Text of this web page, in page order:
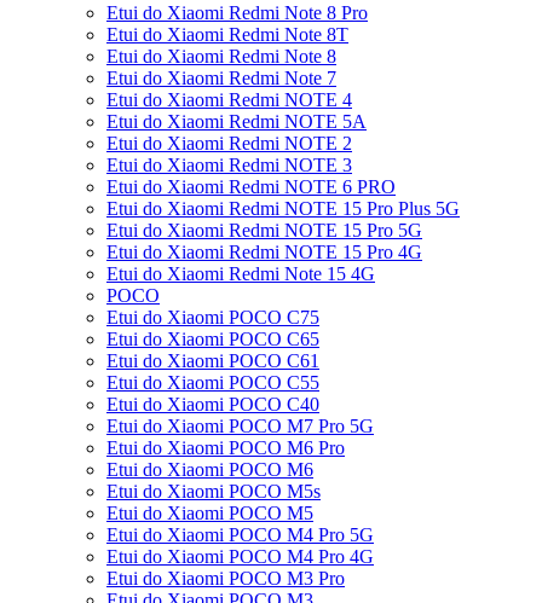
Etui do Xiaomi Redmi Note 8 Pro
Etui do Xiaomi Redmi Note 8T
Etui do Xiaomi Redmi Note 8
Etui do Xiaomi Redmi Note 7
Etui do Xiaomi Redmi NOTE 4
Etui do Xiaomi Redmi NOTE 5A
Etui do Xiaomi Redmi NOTE 2
Etui do Xiaomi Redmi NOTE 3
Etui do Xiaomi Redmi NOTE 6 PRO
Etui do Xiaomi Redmi NOTE 15 Pro Plus 5G
Etui do Xiaomi Redmi NOTE 15 Pro 5G
Etui do Xiaomi Redmi NOTE 15 Pro 4G
Etui do Xiaomi Redmi Note 15 4G
POCO
Etui do Xiaomi POCO C75
Etui do Xiaomi POCO C65
Etui do Xiaomi POCO C61
Etui do Xiaomi POCO C55
Etui do Xiaomi POCO C40
Etui do Xiaomi POCO M7 Pro 5G
Etui do Xiaomi POCO M6 Pro
Etui do Xiaomi POCO M6
Etui do Xiaomi POCO M5s
Etui do Xiaomi POCO M5
Etui do Xiaomi POCO M4 Pro 5G
Etui do Xiaomi POCO M4 Pro 4G
Etui do Xiaomi POCO M3 Pro